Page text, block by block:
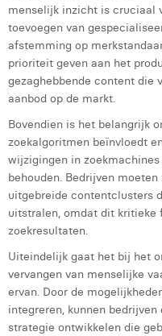
menselijk inzicht is cruciaal
toevoegen van
afstemming op
prioriteit geven aan het
gezaghebbende content die
aanbod op de markt.
Bovendien is het belangrijk
zoekalgoritmen beïnvloedt
wijzigingen in
behouden. Bedrijven
uitgebreide contentclusters
uitstralen, omdat dit kritieke
zoekresultaten.
Uiteindelijk gaat het bij het
vervangen van menselijke
ervan. Door de
integreren, kunnen
strategie ontwikkelen die